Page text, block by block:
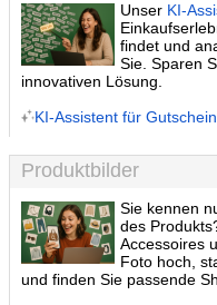
Unser KI-
findet und
Sie. Sparen
innovativen Lösung.
KI-Assistent für
Produktbilder
Sie kennen
des
Accessoires
Foto hoch,
und finden Sie passende